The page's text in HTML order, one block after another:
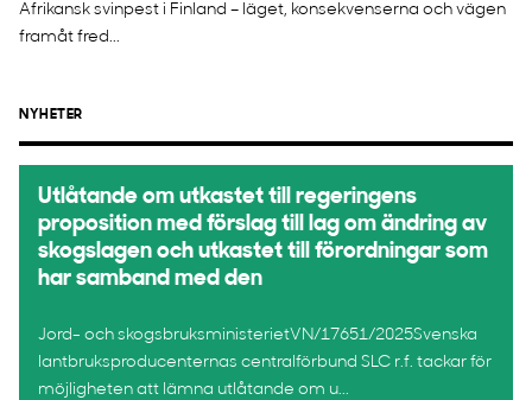
Afrikansk svinpest i Finland – läget, konsekvenserna och vägen
framåt fred...
NYHETER
Utlåtande om utkastet till regeringens
proposition med förslag till lag om ändring av
skogslagen och utkastet till förordningar som
har samband med den
Jord- och skogsbruksministerietVN/17651/2025Svenska
lantbruksproducenternas centralförbund SLC r.f. tackar för
möjligheten att lämna utlåtande om u...